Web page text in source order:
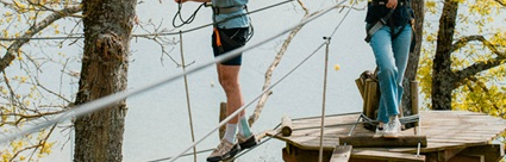
Du 21/04 au 31/10, tous les jours de 9h à 23h.
Taille de groupes : 8 max.